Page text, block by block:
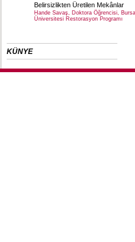
Belirsizlikten Üretilen Mekânlar
Hande Savaş, Doktora Öğrencisi,
Üniversitesi Restorasyon Programı
KÜNYE